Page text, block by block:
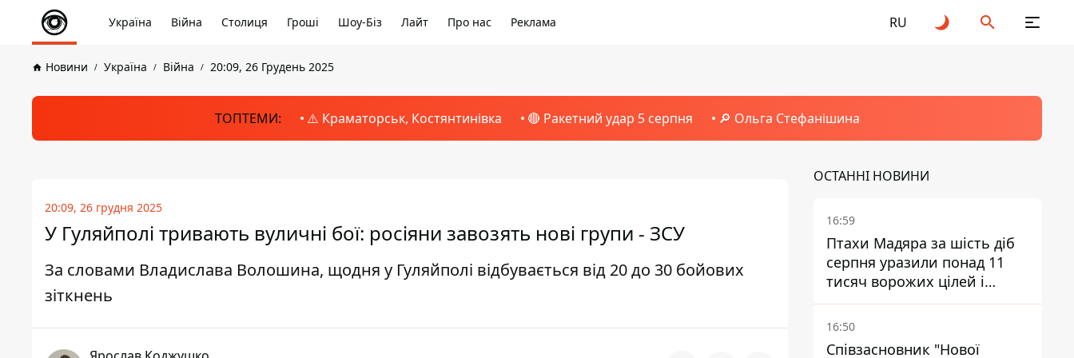
Україна Війна Столиця Гроші Шоу-Біз Лайт Про нас Реклама RU
Новини Україна Війна 20:09, 26 Грудень 2025
ТОПТЕМИ: ⚠️ Краматорськ, Костянтинівка 🔴 Ракетний удар 5 серпня 🔎 Ольга Стефанішина
20:09, 26 грудня 2025
У Гуляйполі тривають вуличні бої: росіяни завозять нові групи - ЗСУ
За словами Владислава Волошина, щодня у Гуляйполі відбувається від 20 до 30 бойових
зіткнень
ОСТАННІ НОВИНИ
16:59
Птахи Мадяра за шість діб
серпня уразили понад 11
тисяч ворожих цілей і
ліквідували близько двох
тисяч окупантів
16:50
Співзасновник "Нової